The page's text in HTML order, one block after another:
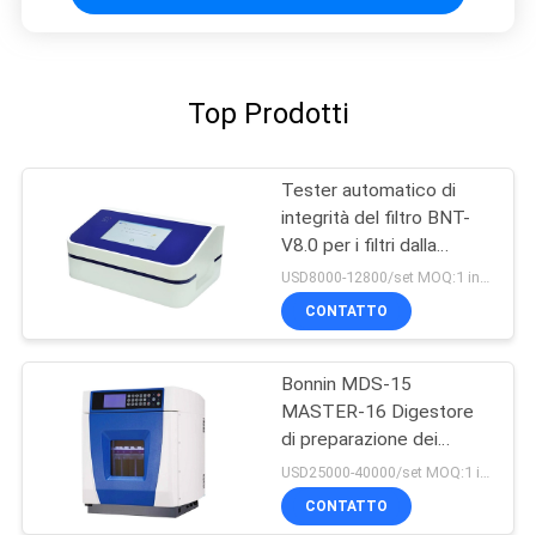
Top Prodotti
Tester automatico di
integrità del filtro BNT-
V8.0 per i filtri dalla
capsula e la membrana di
ultrafiltrazione
USD8000-12800/set MOQ:1 insieme
CONTATTO
Bonnin MDS-15
MASTER-16 Digestore
di preparazione dei
campioni Sistema di
digestione di estrazione
a microonde
USD25000-40000/set MOQ:1 insieme
CONTATTO